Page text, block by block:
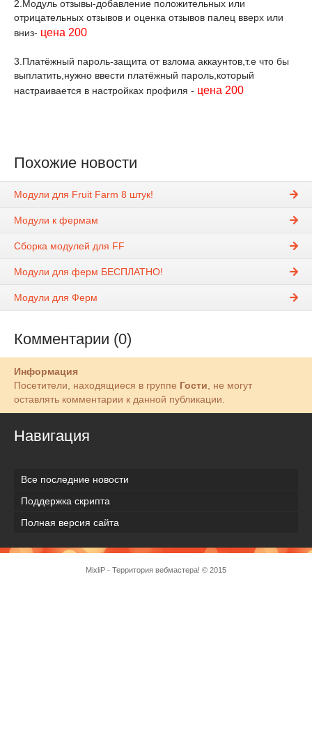
2.Модуль отзывы-добавление положительных или
отрицательных отзывов и оценка отзывов палец вверх или
вниз- цена 200
3.Платёжный пароль-защита от взлома аккаунтов,т.е что бы
выплатить,нужно ввести платёжный пароль,который
настраивается в настройках профиля - цена 200
Похожие новости
Модули для Fruit Farm 8 штук!
Модули к фермам
Сборка модулей для FF
Модули для ферм БЕСПЛАТНО!
Модули для Ферм
Комментарии (0)
Информация
Посетители, находящиеся в группе Гости, не могут
оставлять комментарии к данной публикации.
Навигация
Все последние новости
Поддержка скрипта
Полная версия сайта
MixliP - Территория вебмастера! © 2015